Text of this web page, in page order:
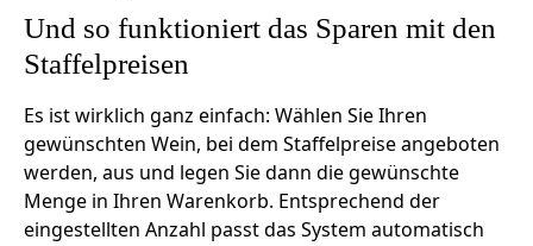
Und so funktioniert das Sparen mit den
Staffelpreisen
Es ist wirklich ganz einfach: Wählen Sie Ihren
gewünschten Wein, bei dem Staffelpreise angeboten
werden, aus und legen Sie dann die gewünschte
Menge in Ihren Warenkorb. Entsprechend der
eingestellten Anzahl passt das System automatisch